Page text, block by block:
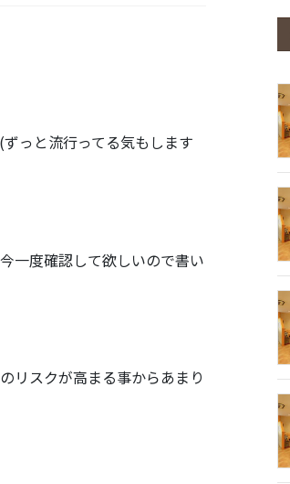
っと流行ってる気もします
一度確認して欲しいので書い
リスクが高まる事からあまり